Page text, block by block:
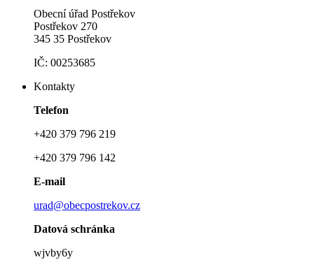
Obecní úřad Postřekov
Postřekov 270
345 35 Postřekov
IČ: 00253685
Kontakty
Telefon
+420 379 796 219
+420 379 796 142
E-mail
urad@obecpostrekov.cz
Datová schránka
wjvby6y